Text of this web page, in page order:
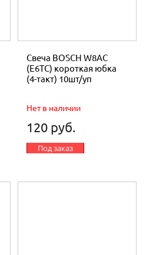
Свеча BOSCH W8AC
(E6TC) короткая юбка
(4-такт) 10шт/уп
Нет в наличии
120 руб.
Под заказ